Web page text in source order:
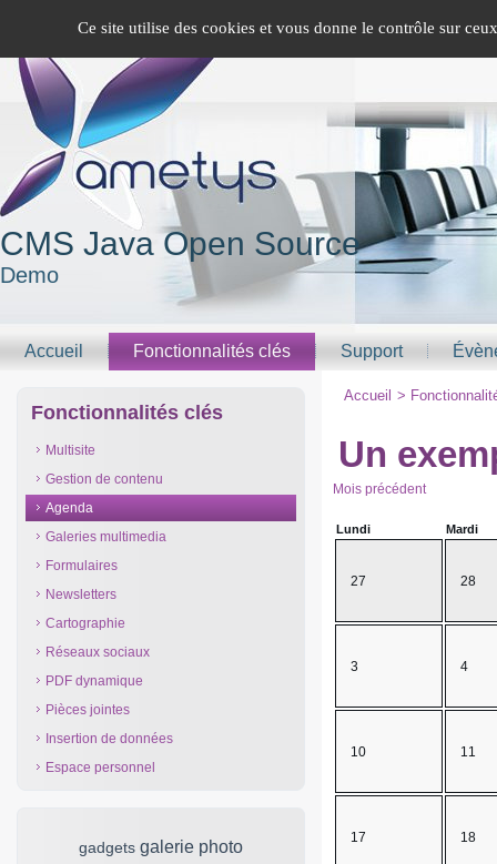
Version mobile
CMS Java Open Source
Demo
Accueil Fonctionnalités clés Support
Fonctionnalités clés
Multisite
Gestion de contenu
Agenda
Galeries multimedia
Formulaires
Newsletters
Cartographie
Réseaux sociaux
PDF dynamique
Pièces jointes
Insertion de données
Espace personnel
Accueil >
Un
Mois précédent
Lundi Mardi
27 28
3 4
10 11
17 18
Ce site utilise des cookies et vous donne le contrôle sur